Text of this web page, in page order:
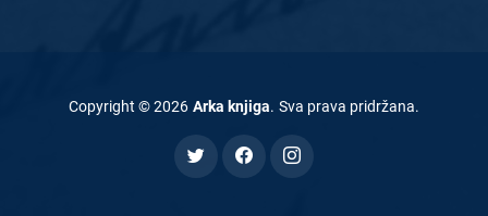
Copyright ©2026 Arka knjiga. Sva prava pridržana.